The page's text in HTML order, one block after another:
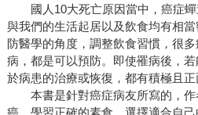
國人10大死亡原因當中，癌症蟬
與我們的生活起居以及飲食均有相
防醫學的角度，調整飲食習慣，很
病，都是可以預防。即使罹病後，
於病患的治療或恢復，都有積極且正
本書是針對癌症病友所寫的，作
癌，學習正確的素食，選擇適合自